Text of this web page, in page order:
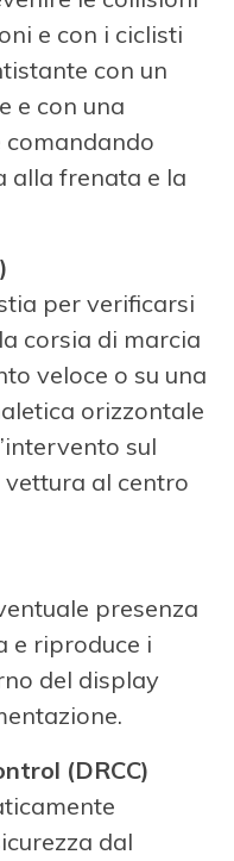
e con i ciclisti
con un
e con una
comandando
alla frenata e la
per verificarsi
corsia di marcia
veloce o su una
orizzontale
sul
al centro
presenza
e riproduce i
del display
(DRCC)
dal